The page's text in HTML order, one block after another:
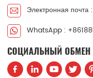
Электронная
WhatsApp :
СОЦИАЛЬНЫЙ ОБМЕН